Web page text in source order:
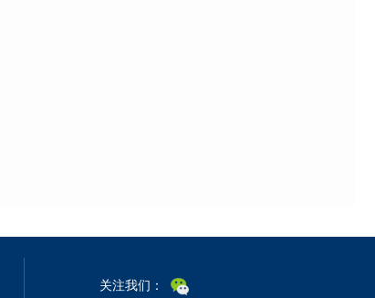
关注我们：